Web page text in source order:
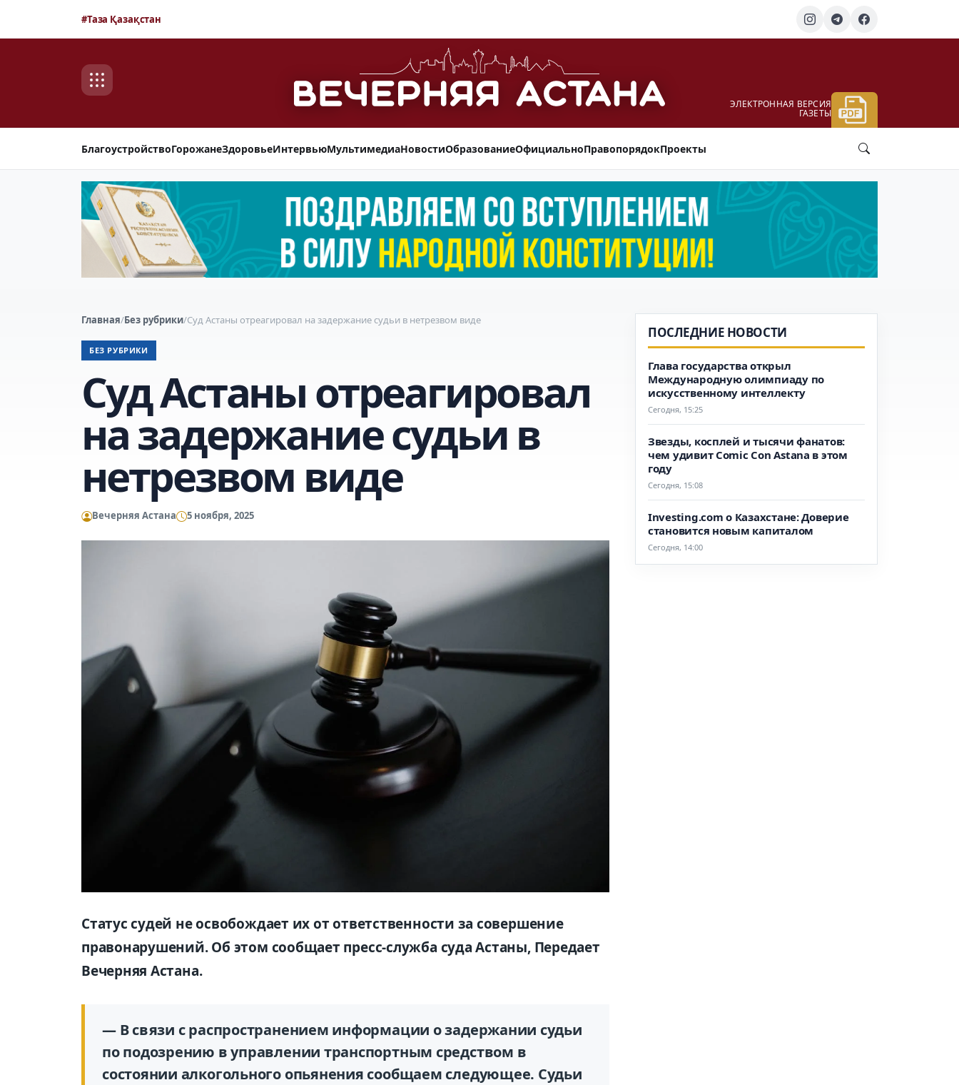
#Таза Қазақстан
ЭЛЕКТРОННАЯ ВЕРСИЯ
ГАЗЕТЫ
БлагоустройствоГорожанеЗдоровьеИнтервьюМультимедиаНовостиОбразованиеОфициальноПравопорядокПроекты
Главная/Без рубрики/Суд Астаны отреагировал на задержание судьи в нетрезвом виде
БЕЗ РУБРИКИ
Суд Астаны отреагировал
на задержание судьи в
нетрезвом виде
Вечерняя Астана 5 ноября, 2025
Статус судей не освобождает их от ответственности за совершение
правонарушений. Об этом сообщает пресс-служба суда Астаны, Передает
Вечерняя Астана.
— В связи с распространением информации о задержании судьи
по подозрению в управлении транспортным средством в
состоянии алкогольного опьянения сообщаем следующее. Судьи
ПОСЛЕДНИЕ НОВОСТИ
Глава государства открыл
Международную олимпиаду по
искусственному интеллекту
Сегодня, 15:25
Звезды, косплей и тысячи фанатов:
чем удивит Comic Con Astana в этом
году
Сегодня, 15:08
Investing.com о Казахстане: Доверие
становится новым капиталом
Сегодня, 14:00